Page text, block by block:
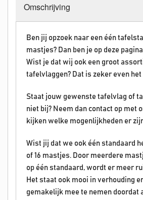
Omschrijving
Ben jij opzoek naar een één
mastjes? Dan ben je op deze
Wist je dat wij ook een groot
tafelvlaggen? Dat is zeker even
Staat jouw gewenste tafelvlag of
niet bij? Neem dan contact op met
kijken welke mogenlijkheden er
Wist jij dat we ook één standaard
of 16 mastjes. Door meerdere
op één standaard, wordt er meer
Het staat ook mooi in verhouding
gemakelijk mee te nemen doordat